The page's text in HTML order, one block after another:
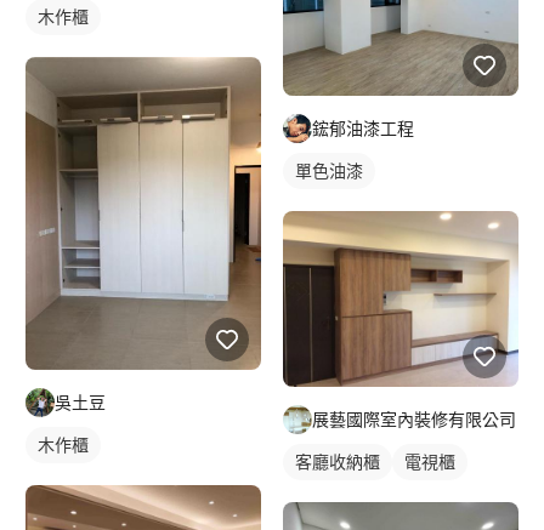
木作櫃
吳土豆
木作櫃
鋐郁油漆工程
單色油漆
展藝國際室內裝修有限公司
客廳收納櫃 電視櫃